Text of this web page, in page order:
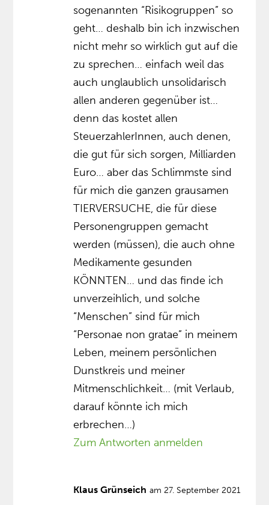
sogenannten “Risikogruppen” so
geht… deshalb bin ich inzwischen
nicht mehr so wirklich gut auf die
zu sprechen… einfach weil das
auch unglaublich unsolidarisch
allen anderen gegenüber ist…
denn das kostet allen
SteuerzahlerInnen, auch denen,
die gut für sich sorgen, Milliarden
Euro… aber das Schlimmste sind
für mich die ganzen grausamen
TIERVERSUCHE, die für diese
Personengruppen gemacht
werden (müssen), die auch ohne
Medikamente gesunden
KÖNNTEN… und das finde ich
unverzeihlich, und solche
“Menschen” sind für mich
“Personae non gratae” in meinem
Leben, meinem persönlichen
Dunstkreis und meiner
Mitmenschlichkeit… (mit Verlaub,
darauf könnte ich mich
erbrechen…)
Zum Antworten anmelden
Klaus Grünseich am 27. September 2021